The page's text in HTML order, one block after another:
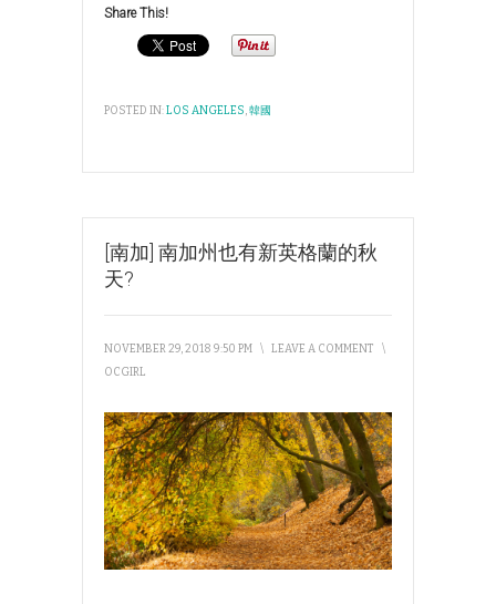
Share This!
POSTED IN:LOS ANGELES,韓國
[南加] 南加州也有新英格蘭的秋
天?
NOVEMBER 29, 2018 9:50 PM \ LEAVE A COMMENT
\
OCGIRL